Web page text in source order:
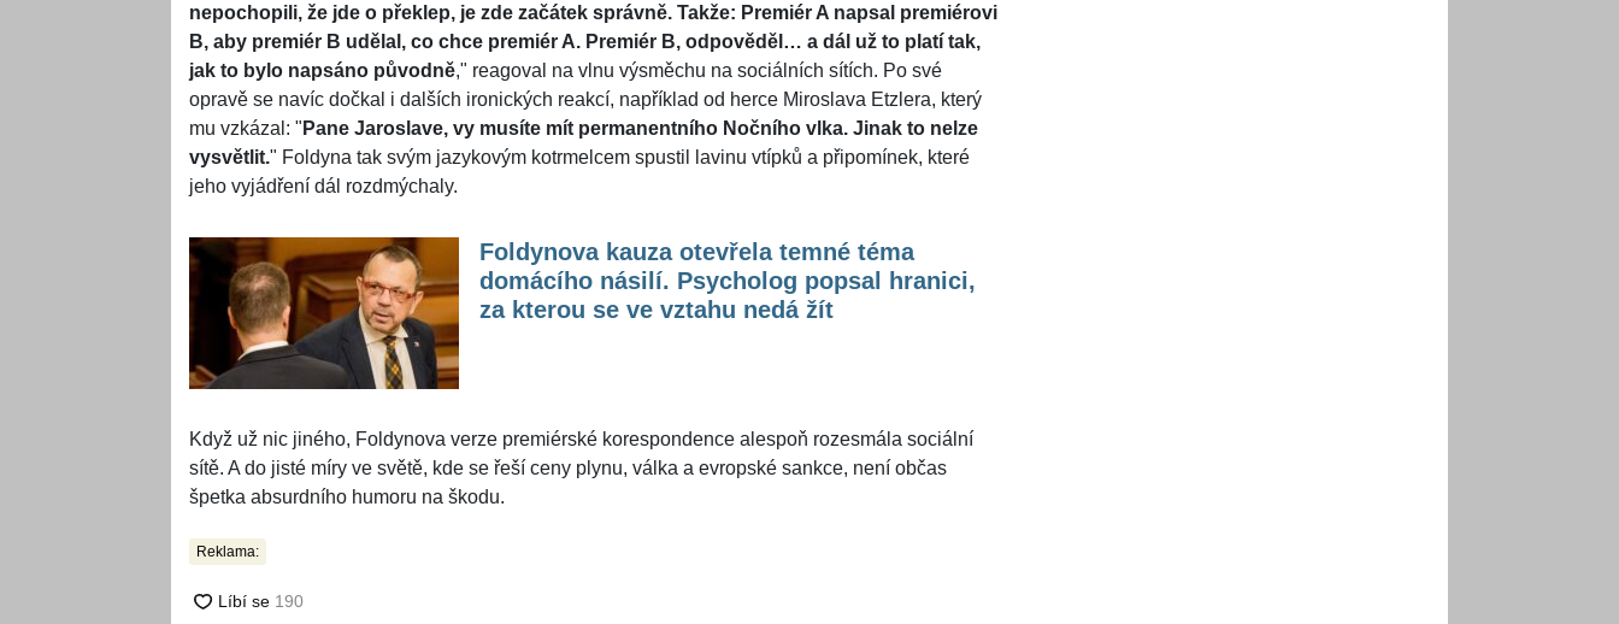
nepochopili, že jde o překlep, je zde začátek správně. Takže: Premiér A napsal premiérovi
B, aby premiér B udělal, co chce premiér A. Premiér B, odpověděl… a dál už to platí tak,
jak to bylo napsáno původně," reagoval na vlnu výsměchu na sociálních sítích. Po své
opravě se navíc dočkal i dalších ironických reakcí, například od herce Miroslava Etzlera, který
mu vzkázal: " Pane Jaroslave, vy musíte mít permanentního Nočního vlka. Jinak to nelze
vysvětlit." Foldyna tak svým jazykovým kotrmelcem spustil lavinu vtípků a připomínek, které
jeho vyjádření dál rozdmýchaly.
Foldynova kauza otevřela temné téma
domácího násilí. Psycholog popsal hranici,
za kterou se ve vztahu nedá žít
Když už nic jiného, Foldynova verze premiérské korespondence alespoň rozesmála sociální
sítě. A do jisté míry ve světě, kde se řeší ceny plynu, válka a evropské sankce, není občas
špetka absurdního humoru na škodu.
Reklama: